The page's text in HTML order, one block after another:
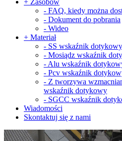
+ Zasobów
- FAQ, kiedy można
- Dokument do pobrania
- Wideo
+ Materiał
- SS wskaźnik dotykowy
- Mosiądz wskaźnik
- Alu wskaźnik
- Pcv wskaźnik
- Z tworzywa
wskaźnik dotykowy
- SGCC wskaźnik
Wiadomości
Skontaktuj się z nami